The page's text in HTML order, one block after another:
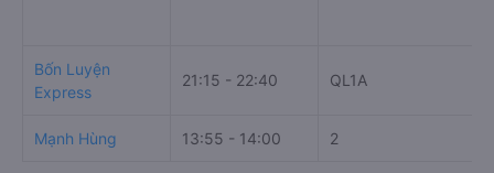
Bốn Luyện
Express
21:15 - 22:40 QL1A
Mạnh Hùng 13:55 - 14:00 2